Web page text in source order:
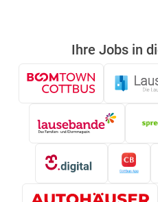
Ihre Jobs in